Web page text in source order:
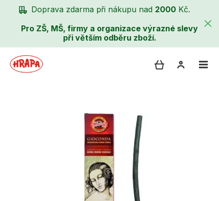
Doprava zdarma při nákupu nad 2000 Kč.
Pro ZŠ, MŠ, firmy a organizace výrazné slevy
při větším odběru zboží.